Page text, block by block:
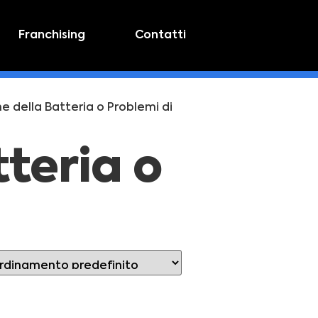
Franchising Contatti
della Batteria o Problemi di
o